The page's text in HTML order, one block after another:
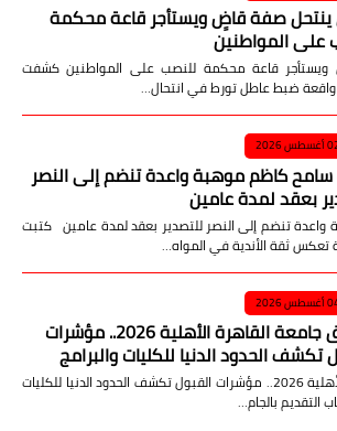
صفة قاضٍ ويستأجر قاعة محكمة
على المواطنين
قاعة محكمة للنصب على المواطنين كشفت
واقعة ضبط عاطل تورط في انتحال…
2026
كاظم موهبة واعدة تنضم إلى النصر
بعقد لمدة عامين
تنضم إلى النصر للتصدير بعقد لمدة عامين كتبت
ثقة الأندية في المواه…
2026
تنسيق جامعة القاهرة الأهلية 2026.. مؤشرات
تكشف الحدود الدنيا للكليات والبرامج
تنسيق جامعة القاهرة الأهلية 2026.. مؤشرات القبول تكشف الحدود الدنيا للكليات
التقديم بالجام…